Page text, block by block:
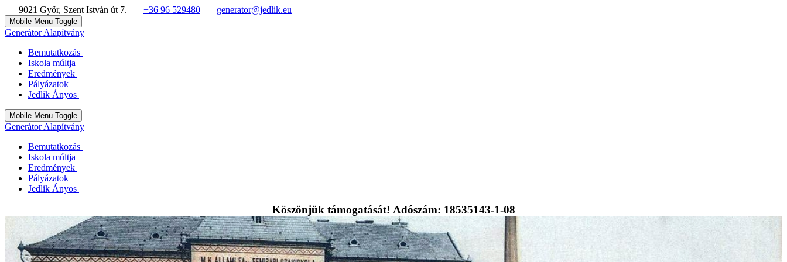
9021 Győr, Szent István út 7. +36 96 529480 generator@jedlik.eu
Mobile Menu Toggle
Generátor Alapítvány
Bemutatkozás
Iskola múltja
Eredmények
Pályázatok
Jedlik Ányos
Mobile Menu Toggle
Generátor Alapítvány
Bemutatkozás
Iskola múltja
Eredmények
Pályázatok
Jedlik Ányos
Köszönjük támogatását! Adószám: 18535143-1-08